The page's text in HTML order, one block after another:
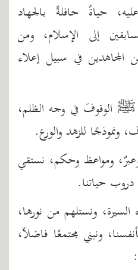
حياةً حافلةً بالجهاد
إلى الإسلام، ومن
المجاهدين في سبيل إعلاء
ﷺ الوقوفَ في وجه الظلم،
ونموذجًا للزهد والورع.
ومواعظ وحكم، نستقي
دروب حياتنا.
ونستلهم من نورها،
ونبني مجتمعًا فاضلاً،